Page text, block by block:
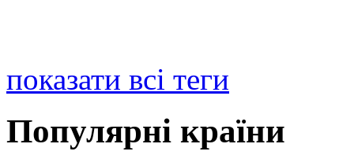
показати всі теги
Популярні країни